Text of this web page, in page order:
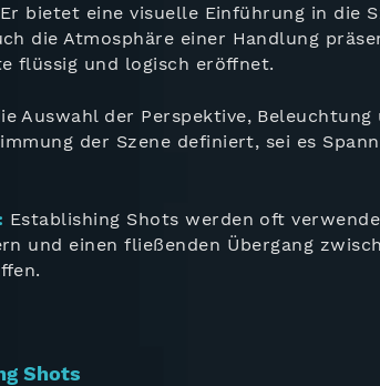
Er bietet eine visuelle Einführung in die
die Atmosphäre einer Handlung
flüssig und logisch eröffnet.
Auswahl der Perspektive, Beleuchtung
der Szene definiert, sei es
Establishing Shots werden oft
und einen fließenden Übergang
Shots